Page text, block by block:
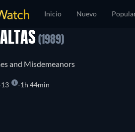
Inicio Nuevo
(1989)
and Misdemeanors
13 1h 44min